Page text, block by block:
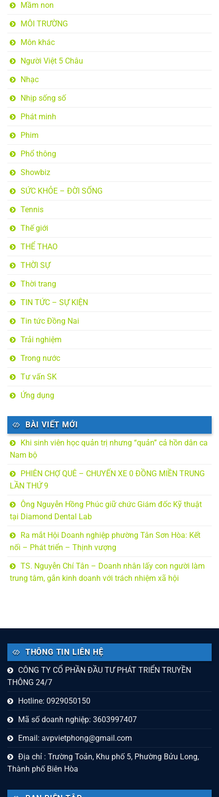
Mầm non
MÔI TRƯỜNG
Môn khác
Người Việt 5 Châu
Nhạc
Nhịp sống số
Phát minh
Phim
Phổ thông
Showbiz
SỨC KHỎE – ĐỜI SỐNG
Tennis
Thế giới
THỂ THAO
THỜI SỰ
Thời trang
TIN TỨC – SỰ KIỆN
Tin tức Đồng Nai
Trải nghiệm
Trong nước
Tư vấn SK
Ứng dụng
BÀI VIẾT MỚI
Khi sinh viên học quản trị nhưng “quản” cả hồn dân ca
Nam bộ
PHIÊN CHỢ QUÊ – CHUYẾN XE 0 ĐỒNG MIỀN TRUNG
LẦN THỨ 9
Ông Nguyễn Hồng Phúc giữ chức Giám đốc Kỹ thuật
tại Diamond Dental Lab
Ra mắt Hội Doanh nghiệp phường Tân Sơn Hòa: Kết
nối – Phát triển – Thịnh vượng
TS. Nguyễn Chí Tân – Doanh nhân lấy con người làm
trung tâm, gắn kinh doanh với trách nhiệm xã hội
THÔNG TIN LIÊN HỆ
CÔNG TY CỔ PHẦN ĐẦU TƯ PHÁT TRIỂN TRUYỀN
THÔNG 24/7
Hotline: 0929050150
Mã số doanh nghiệp: 3603997407
Email: avpvietphong@gmail.com
Địa chỉ : Trường Toản, Khu phố 5, Phường Bửu Long,
Thành phố Biên Hòa